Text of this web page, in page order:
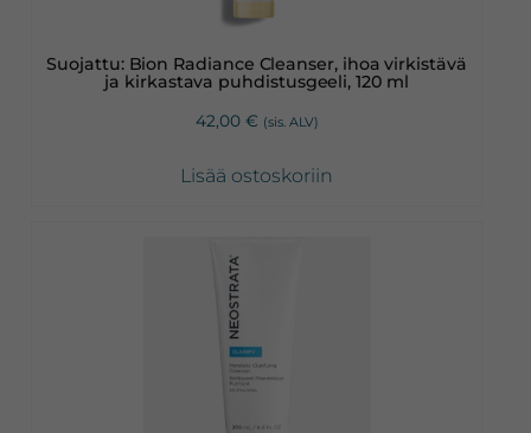
Suojattu: Bion Radiance Cleanser, ihoa virkistävä
ja kirkastava puhdistusgeeli, 120 ml
42,00 € (sis. ALV)
Lisää ostoskoriin